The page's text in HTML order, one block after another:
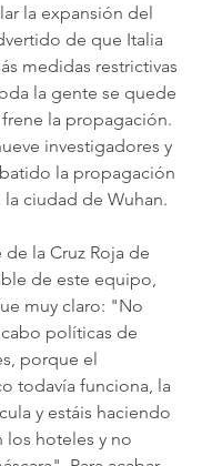
la expansión del
de que Italia
medidas restrictivas
la gente se quede
frene la propagación.
investigadores y
la propagación
ciudad de Wuhan.
la Cruz Roja de
de este equipo,
muy claro: "No
políticas de
porque el
todavía funciona, la
y estáis haciendo
los hoteles y no